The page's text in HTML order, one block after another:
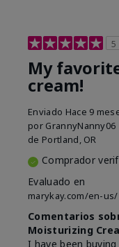
5
My
cream!
Enviado Hace 9
por GrannyNanny06
de Portland, OR
Comprador
Evaluado en
marykay.com/en-us/
Comentarios
Moisturizing
I have been